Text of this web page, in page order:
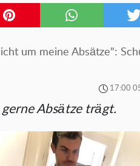
um meine Absätze":
17:00
Absätze trägt.